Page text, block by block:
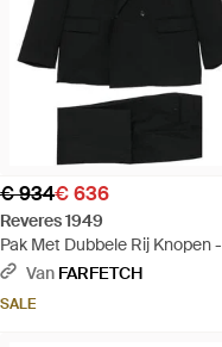
€ 934€ 636
Reveres 1949
Pak Met Dubbele Rij Knopen -
Zwart
Van FARFETCH
SALE